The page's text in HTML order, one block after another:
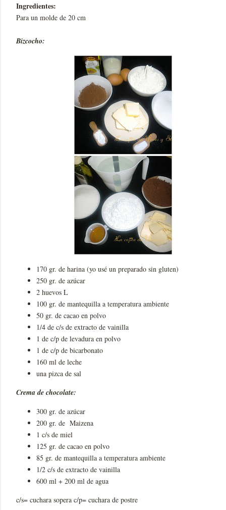
Ingredientes:
Para un molde de 20 cm
Bizcocho:
170 gr. de harina (yo usé un preparado sin gluten)
250 gr. de azúcar
2 huevos L
100 gr. de mantequilla a temperatura ambiente
50 gr. de cacao en polvo
1/4 de c/s de extracto de vainilla
1 de c/p de levadura en polvo
1 de c/p de bicarbonato
160 ml de leche
una pizca de sal
Crema de chocolate:
300 gr. de azúcar
200 gr. de Maizena
1 c/s de miel
125 gr. de cacao en polvo
85 gr. de mantequilla a temperatura ambiente
1/2 c/s de extracto de vainilla
600 ml + 200 ml de agua
c/s= cuchara sopera c/p= cuchara de postre